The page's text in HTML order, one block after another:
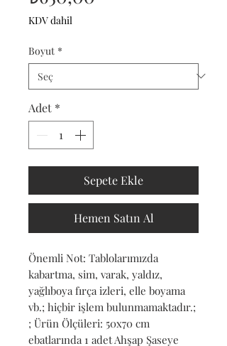
KDV dahil
Boyut *
Adet *
Sepete Ekle
Hemen Satın Al
Önemli Not: Tablolarımızda
kabartma, sim, varak, yaldız,
yağlıboya fırça izleri, elle boyama
vb.; hiçbir işlem bulunmamaktadır.;
; Ürün Ölçüleri: 50x70 cm
ebatlarında 1 adet Ahşap Şaseye